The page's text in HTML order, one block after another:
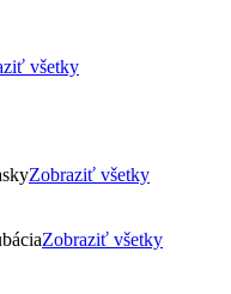
všetky
Zobraziť všetky
Zobraziť všetky